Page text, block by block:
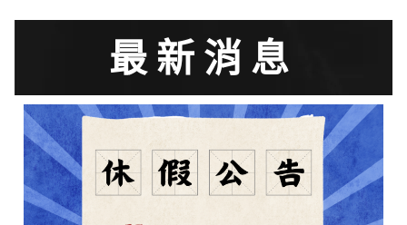
最新消息